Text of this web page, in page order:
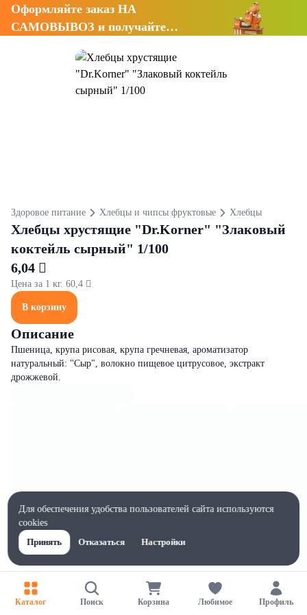
Оформляйте заказ НА
САМОВЫВОЗ и получайте
Здоровое питание Хлебцы и чипсы фруктовые Хлебцы
Хлебцы хрустящие "Dr.Korner" "Злаковый
коктейль сырный" 1/100
6,04 
Цена за 1 кг. 60,4 
В корзину
Описание
Пшеница, крупа рисовая, крупа гречневая, ароматизатор
натуральный: "Сыр", волокно пищевое цитрусовое, экстракт
дрожжевой.
Каталог Поиск Корзина Любимое Профиль
Для обеспечения удобства пользователей сайта используются
cookies
Принять
Отказаться Настройки